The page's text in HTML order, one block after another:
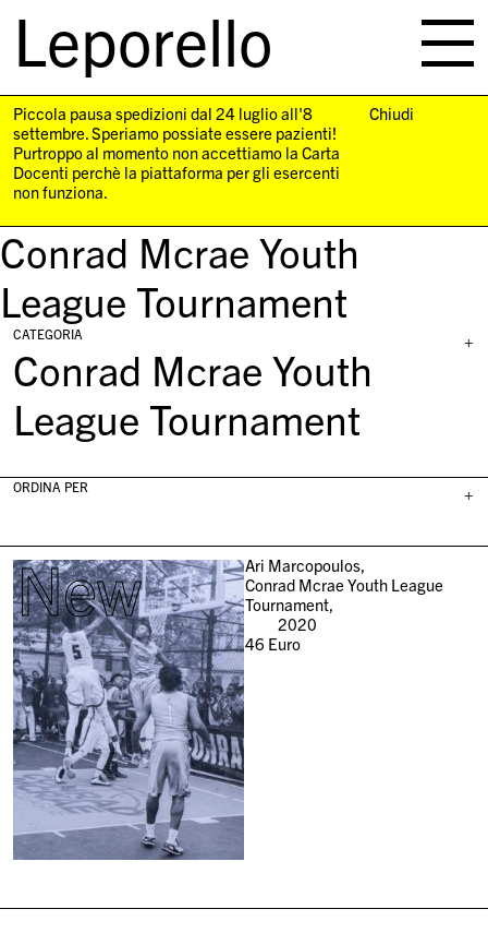
Leporello
navigation
Piccola pausa spedizioni dal 24 luglio all'8
settembre. Speriamo possiate essere pazienti!
Purtroppo al momento non accettiamo la Carta
Docenti perchè la piattaforma per gli esercenti
non funziona.
Chiudi
Conrad Mcrae Youth
League Tournament
+
CATEGORIA
Conrad Mcrae Youth
League Tournament
+
ORDINA PER
New
Ari Marcopoulos,
Conrad Mcrae Youth League
Tournament,
2020
46 Euro